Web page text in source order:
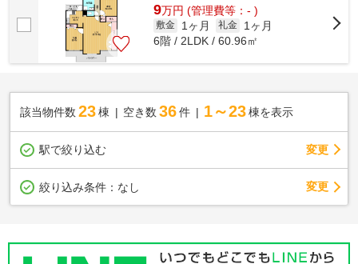
9万円 (管理費等：- )
敷金 1ヶ月 礼金
1ヶ月
6階 / 2LDK / 60.96㎡
該当物件数 23棟 空き数 36 件 1～23 棟を表示
駅で絞り込む 変更
絞り込み条件： なし 変更